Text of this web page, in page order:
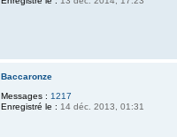
Baccaronze
Messages : 1217
Enregistré le : 14 déc. 2013, 01:31